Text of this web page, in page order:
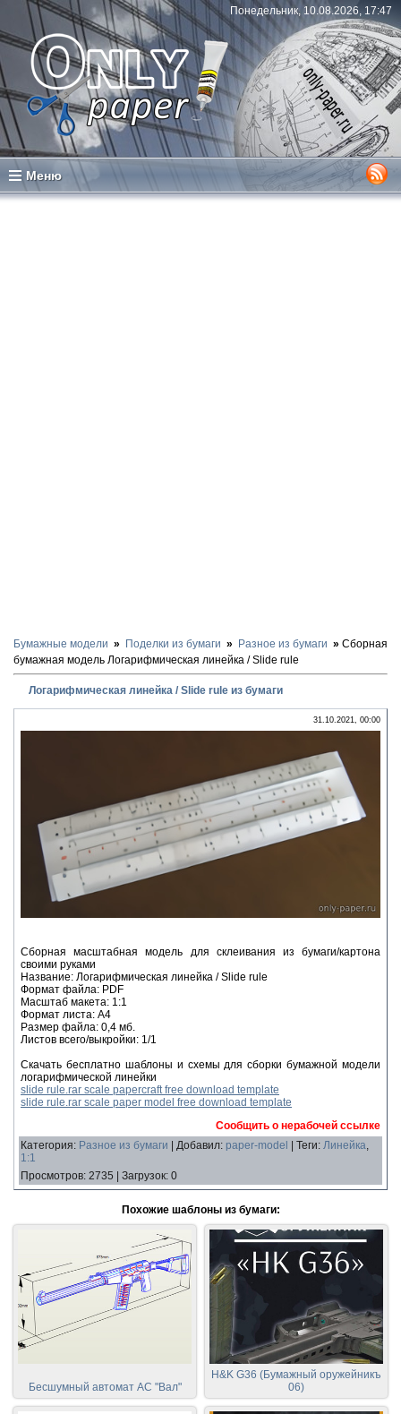
Понедельник, 10.08.2026, 17:47
Меню
Бумажные модели Поделки из бумаги Разное из бумаги
Сборная
бумажная модель Логарифмическая линейка / Slide rule
Логарифмическая линейка / Slide rule из бумаги
31.10.2021, 00:00
Сборная масштабная модель для склеивания из бумаги/картона
своими руками
Название: Логарифмическая линейка / Slide rule
Формат файла: PDF
Масштаб макета: 1:1
Формат листа: А4
Размер файла: 0,4 мб.
Листов всего/выкройки: 1/1
Скачать бесплатно шаблоны и схемы для сборки бумажной модели
логарифмической линейки
slide rule.rar scale papercraft free download template
slide rule.rar scale paper model free download template
Сообщить о нерабочей ссылке
Категория: Разное из бумаги Добавил: paper-model Теги: Линейка,
1:1
Просмотров: 2735 Загрузок: 0
Похожие шаблоны из бумаги:
Бесшумный автомат АС "Вал"
H&K G36 (Бумажный оружейникъ
06)